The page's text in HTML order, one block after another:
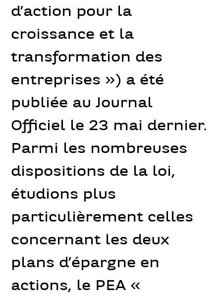
d’action pour la
croissance et la
transformation des
entreprises ») a été
publiée au Journal
Officiel le 23 mai dernier.
Parmi les nombreuses
dispositions de la loi,
étudions plus
particulièrement celles
concernant les deux
plans d’épargne en
actions, le PEA «